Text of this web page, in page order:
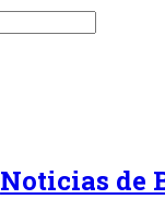
Noticias de